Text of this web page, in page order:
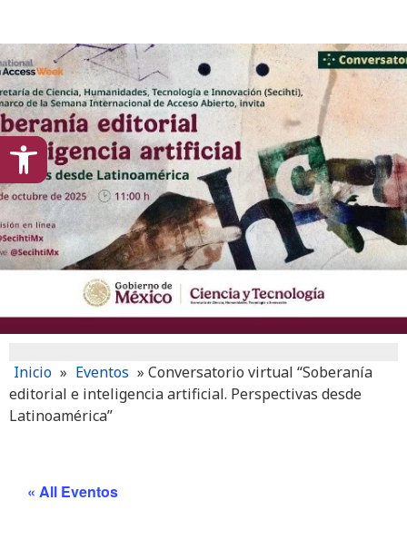
Inicio » Eventos » Conversatorio virtual “Soberanía
editorial e inteligencia artificial. Perspectivas desde
Latinoamérica”
« All Eventos
Open toolbar